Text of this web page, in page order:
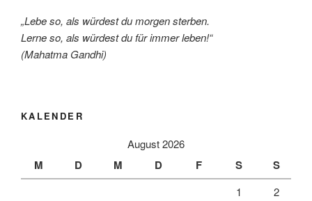
„Lebe so, als würdest du morgen sterben.
Lerne so, als würdest du für immer leben!“
(Mahatma Gandhi)
KALENDER
August 2026
M D M D F S S
1
2